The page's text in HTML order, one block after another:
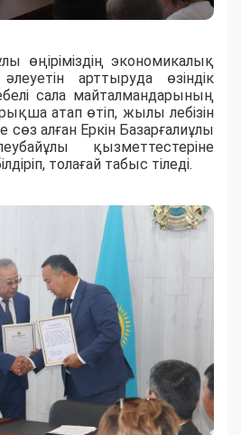
өңіріміздің экономикалық
арттыруда өзіндік
сала майталмандарының
атап өтіп, жылы лебізін
сөз алған Еркін Базарғалиұлы
қызметтестеріне
толағай табыс тіледі.